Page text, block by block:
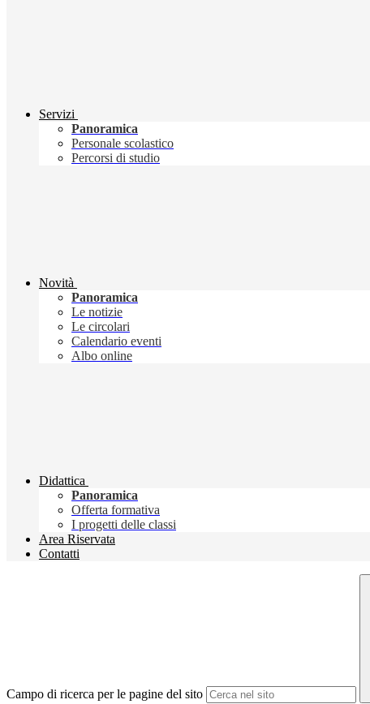
Servizi
Panoramica
Personale scolastico
Percorsi di studio
Novità
Panoramica
Le notizie
Le circolari
Calendario eventi
Albo online
Didattica
Panoramica
Offerta formativa
I progetti delle classi
Area Riservata
Contatti
Campo di ricerca per le pagine del sito